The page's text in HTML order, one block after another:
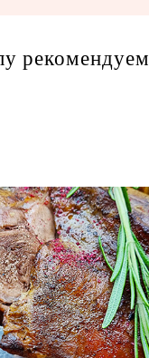
О компании
рекомендуем